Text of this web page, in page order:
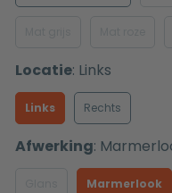
Locatie: Links
Links Rechts
Afwerking:
Marmerlook